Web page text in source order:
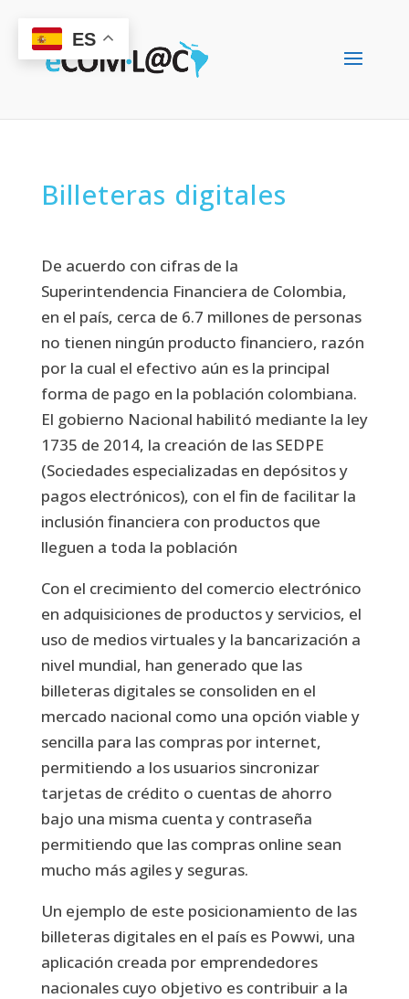
Billeteras digitales
De acuerdo con cifras de la
Superintendencia Financiera de Colombia,
en el país, cerca de 6.7 millones de personas
no tienen ningún producto financiero, razón
por la cual el efectivo aún es la principal
forma de pago en la población colombiana.
El gobierno Nacional habilitó mediante la ley
1735 de 2014, la creación de las SEDPE
(Sociedades especializadas en depósitos y
pagos electrónicos), con el fin de facilitar la
inclusión financiera con productos que
lleguen a toda la población
Con el crecimiento del comercio electrónico
en adquisiciones de productos y servicios, el
uso de medios virtuales y la bancarización a
nivel mundial, han generado que las
billeteras digitales se consoliden en el
mercado nacional como una opción viable y
sencilla para las compras por internet,
permitiendo a los usuarios sincronizar
tarjetas de crédito o cuentas de ahorro
bajo una misma cuenta y contraseña
permitiendo que las compras online sean
mucho más agiles y seguras.
Un ejemplo de este posicionamiento de las
billeteras digitales en el país es Powwi, una
aplicación creada por emprendedores
nacionales cuyo objetivo es contribuir a la
ES